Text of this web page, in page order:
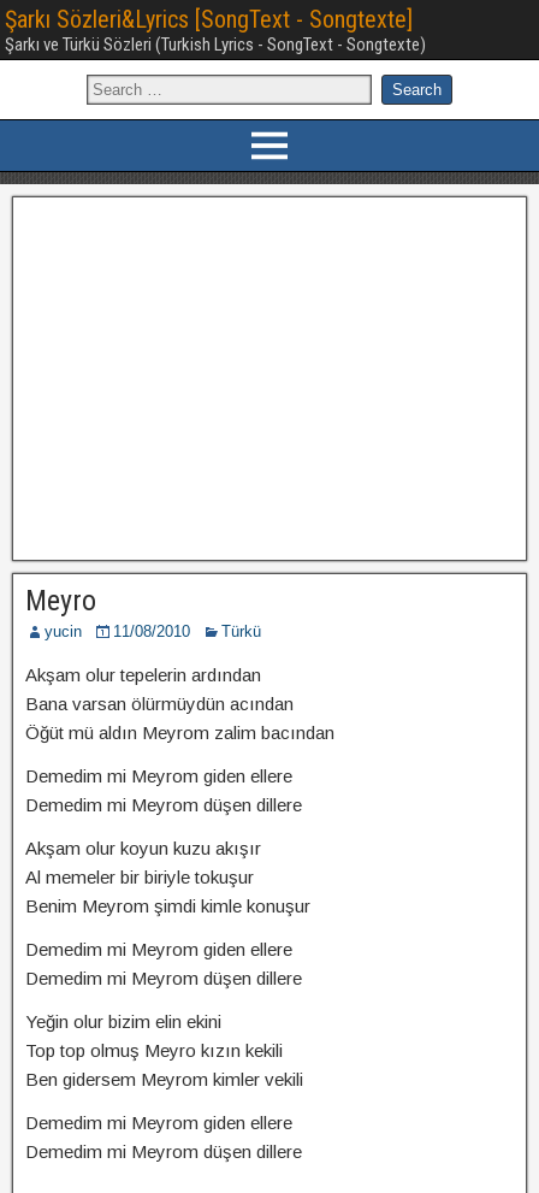
Şarkı Sözleri&Lyrics [SongText - Songtexte]
Şarkı ve Türkü Sözleri (Turkish Lyrics - SongText - Songtexte)
Meyro
yucin 11/08/2010 Türkü
Akşam olur tepelerin ardından
Bana varsan ölürmüydün acından
Öğüt mü aldın Meyrom zalim bacından
Demedim mi Meyrom giden ellere
Demedim mi Meyrom düşen dillere
Akşam olur koyun kuzu akışır
Al memeler bir biriyle tokuşur
Benim Meyrom şimdi kimle konuşur
Demedim mi Meyrom giden ellere
Demedim mi Meyrom düşen dillere
Yeğin olur bizim elin ekini
Top top olmuş Meyro kızın kekili
Ben gidersem Meyrom kimler vekili
Demedim mi Meyrom giden ellere
Demedim mi Meyrom düşen dillere